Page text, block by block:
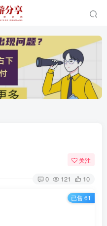
关注
0 121 10
已售 61